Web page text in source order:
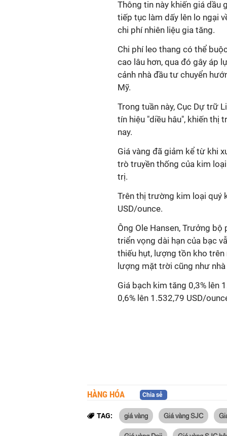
Thông tin này khiến giá dầu
tiếp tục làm dấy lên lo ngại
chi phí nhiên liệu gia tăng.
Chi phí leo thang có thể
cao lâu hơn, qua đó gây áp
cảnh nhà đầu tư chuyển
Mỹ.
Trong tuần này, Cục Dự trữ
tín hiệu "diều hâu", khiến thị
nay.
Giá vàng đã giảm kể từ khi
trò truyền thống của kim
trị.
Trên thị trường kim loại quý
USD/ounce.
Ông Ole Hansen, Trưởng
triển vọng dài hạn của bạc
thiếu hụt, lượng tồn kho
lượng mặt trời cũng như
Giá bạch kim tăng 0,3% lên
0,6% lên 1.532,79 USD/
HÀNG HÓA Chia sẻ
TAG: giá vàng Giá vàng SJC